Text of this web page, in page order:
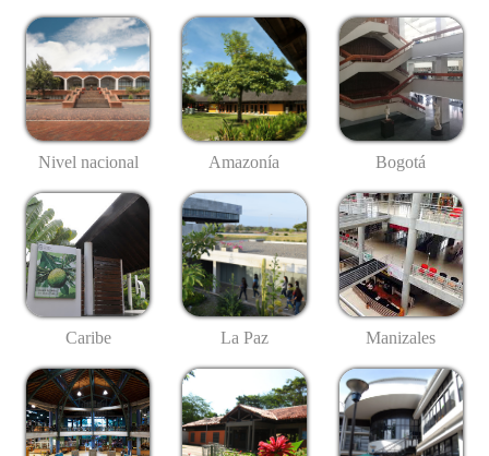
Nivel nacional Amazonía Bogotá
Caribe La Paz Manizales